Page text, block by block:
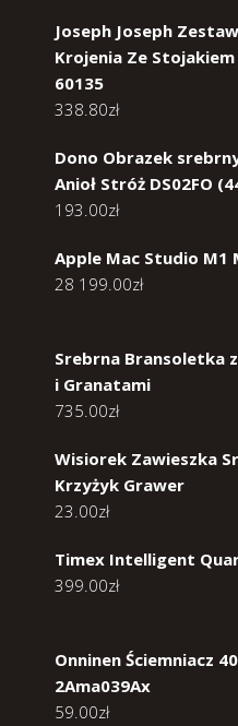
Joseph Joseph
Krojenia Ze
60135
338.80zł
Dono Obrazek
Anioł Stróż DS02FO
193.00zł
Apple Mac Studio M1
28 199.00zł
Srebrna Bransoletka
i Granatami
735.00zł
Wisiorek Zawieszka
Krzyżyk Grawer
23.00zł
Timex Intelligent
399.00zł
Onninen Ściemniacz
2Ama039Ax
59.00zł